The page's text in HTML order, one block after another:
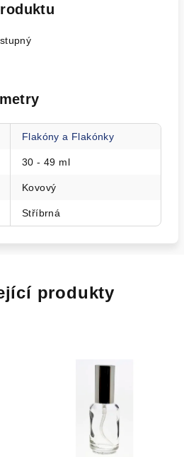
Flakóny a Flakónky
30 - 49 ml
Kovový
Stříbrná
produkty